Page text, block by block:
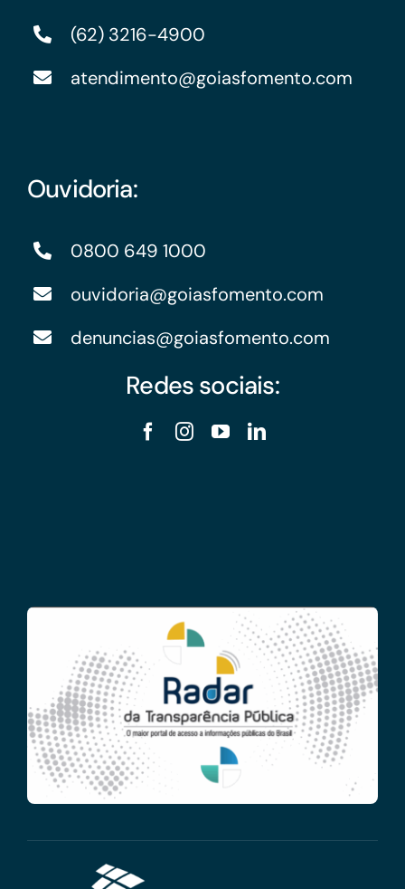
(62) 3216-4900
atendimento@goiasfomento.com
Ouvidoria:
0800 649 1000
ouvidoria@goiasfomento.com
denuncias@goiasfomento.com
Redes sociais: